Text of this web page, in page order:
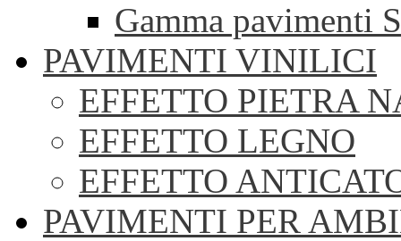
Gamma pavimenti
PAVIMENTI VINILICI
EFFETTO PIETRA
EFFETTO LEGNO
EFFETTO
PAVIMENTI PER